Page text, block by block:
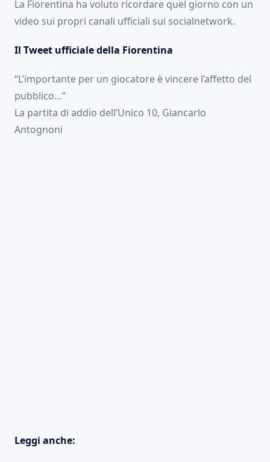
La Fiorentina ha voluto ricordare quel giorno con un
video sui propri canali ufficiali sui socialnetwork.
Il Tweet ufficiale della Fiorentina
“L’importante per un giocatore è vincere l’affetto del
pubblico…”
La partita di addio dell’Unico 10, Giancarlo
Antognoni
Leggi anche: